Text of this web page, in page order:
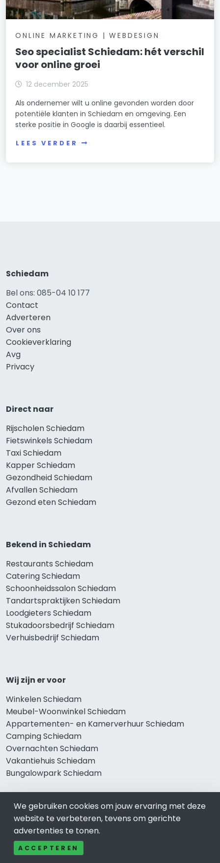
ONLINE MARKETING | WEBDESIGN
Seo specialist Schiedam: hét verschil
voor online groei
12 december 2025
Als ondernemer wilt u online gevonden worden door
potentiële klanten in Schiedam en omgeving. Een
sterke positie in Google is daarbij essentieel.
LEES VERDER
Schiedam
Bel ons: 085-04 10 177
Contact
Adverteren
Over ons
Cookieverklaring
Avg
Privacy
Direct naar
Rijscholen Schiedam
Fietswinkels Schiedam
Taxi Schiedam
Kapper Schiedam
Gezondheid Schiedam
Afvallen Schiedam
Gezond eten Schiedam
Bekend in Schiedam
Restaurants Schiedam
Catering Schiedam
Schoonheidssalon Schiedam
Tandartspraktijken Schiedam
Loodgieters Schiedam
Stukadoorsbedrijf Schiedam
Verhuisbedrijf Schiedam
Wij zijn er voor
Winkelen Schiedam
Meubel-Woonwinkel Schiedam
Appartementen- en Kamerverhuur Schiedam
Camping Schiedam
Overnachten Schiedam
Vakantiehuis Schiedam
Bungalowpark Schiedam
Thema’s
Klussenbedrijf Schiedam
Notarissen Schiedam
We gebruiken cookies om jouw ervaring met deze
website te verbeteren, tevens om gerichte
advertenties te tonen.
ACCEPTEREN